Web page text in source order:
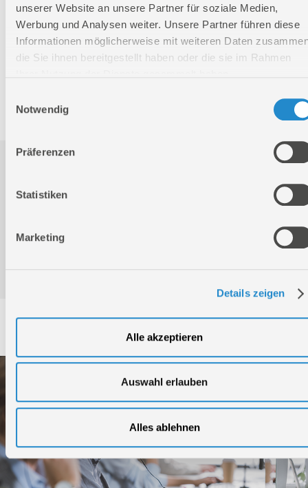
unserer Website an unsere Partner für soziale Medien,
Werbung und Analysen weiter. Unsere Partner führen diese
Informationen möglicherweise mit weiteren Daten
die Sie ihnen bereitgestellt haben oder die sie im Rahmen
Notwendig
Präferenzen
Statistiken
Marketing
Details zeigen
Alle akzeptieren
Auswahl erlauben
Alles ablehnen
Nettogewicht:
0,15 kg
Bruttogewicht:
0,188 kg
Service